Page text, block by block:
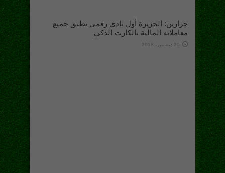
جزارين: الجزيرة أول نادي رقمي يطبق جميع
معاملاته المالية بالكارت الذكي
25 ديسمبر، 2018